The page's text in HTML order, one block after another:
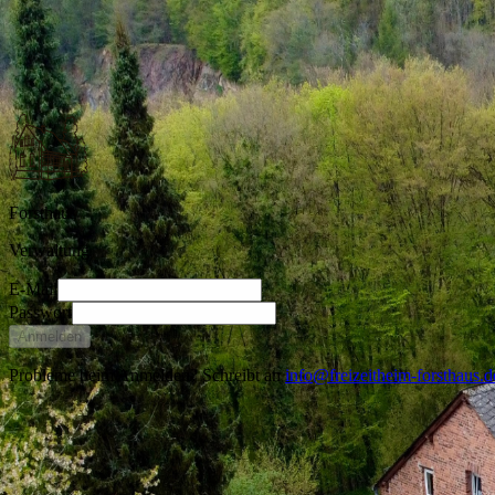
Freizeitheim Forsthaus
Dünsberg · Biebertal · Hessen
Forsthaus
Verwaltung
E-Mail
Passwort
Anmelden
Probleme beim Anmelden? Schreibt an info@freizeitheim-